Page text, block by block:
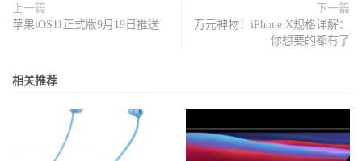
上一篇
苹果iOS11正式版9月19日推送
下一篇
万元神物！iPhone X规格详解：
你想要的都有了
相关推荐